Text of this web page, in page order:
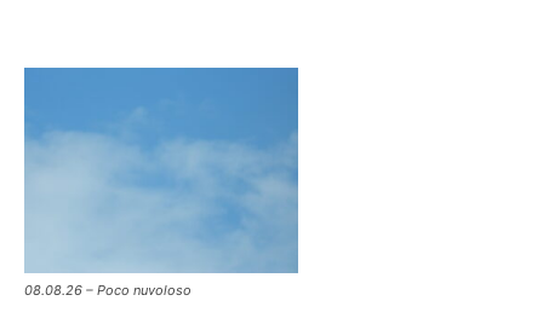
08.08.26 – Poco nuvoloso